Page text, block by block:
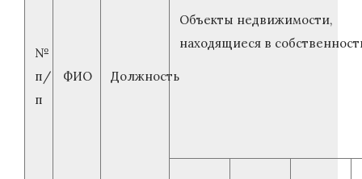
№
п/
п
ФИО Должность
Объекты недвижимости,
находящиеся в